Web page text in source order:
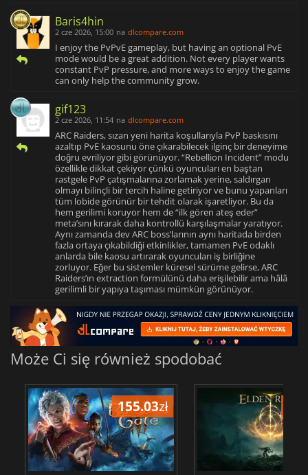
Baris4hin
2 cze 2026, 15:00 na dlcompare.com
I enjoy the PvPvE gameplay, but having an optional PvE
mode would be a great addition. Not every player wants
constant PvP pressure, and more ways to enjoy the game
can only help the community grow.
gif123
2 cze 2026, 11:54 na dlcompare.com
ARC Raiders, sızan yeni harita koşullarıyla PvP baskısını
azaltıp PvE kaosunu öne çıkarabilecek ilginç bir deneyime
doğru evriliyor gibi görünüyor. “Rebellion Incident” modu
özellikle dikkat çekiyor çünkü oyuncuları en baştan
rastgele PvP çatışmalarına zorlamak yerine, saldırgan
olmayı bilinçli bir tercih haline getiriyor ve bunu yapanları
tüm lobide görünür bir tehdit olarak işaretliyor. Bu da
hem gerilimi koruyor hem de “ilk gören ateş eder”
meta’sını kırarak daha kontrollü karşılaşmalar yaratıyor.
Aynı zamanda dev ARC boss’larının aynı haritada birden
fazla ortaya çıkabildiği etkinlikler, tamamen PvE odaklı
anlarda bile kaosu artırarak oyuncuları iş birliğine
zorluyor. Eğer bu sistemler küresel sürüme gelirse, ARC
Raiders’ın extraction formülünü daha erişilebilir ama hâlâ
gerilimli bir yapıya taşıması mümkün görünüyor.
Może Ci się również spodobać
155.03zł